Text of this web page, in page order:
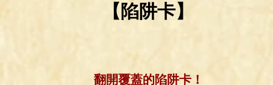
【陷阱卡】
翻開覆蓋的陷阱卡！